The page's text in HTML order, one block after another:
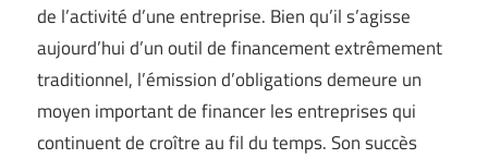
de l’activité d’une entreprise. Bien qu’il s’agisse
aujourd’hui d’un outil de financement extrêmement
traditionnel, l’émission d’obligations demeure un
moyen important de financer les entreprises qui
continuent de croître au fil du temps. Son succès